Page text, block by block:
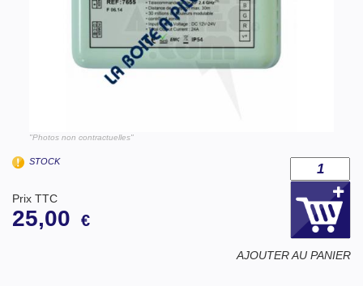
"Photos non contractuelles"
STOCK
Prix TTC
25,00 €
AJOUTER AU PANIER